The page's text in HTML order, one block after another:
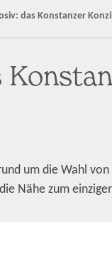
das Konstanzer
um die Wahl
Nähe zum